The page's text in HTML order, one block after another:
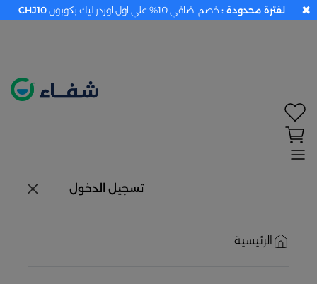
تسجيل الدخول
الرئيسية
×
لفترة محدودة : خصم اضافي 10% علي اول اوردر ليك بكوبون CHJ10 ✖